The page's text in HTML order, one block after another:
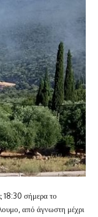
18:30 σήμερα το
από άγνωστη μέχρι